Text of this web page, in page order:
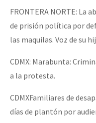
Medios Libres
COVID-19
Eventos
Contacto
FRONTERA NORTE: La
de prisión política por
las maquilas. Voz de su
CDMX: Marabunta:
a la protesta.
CDMXFamiliares de
días de plantón por